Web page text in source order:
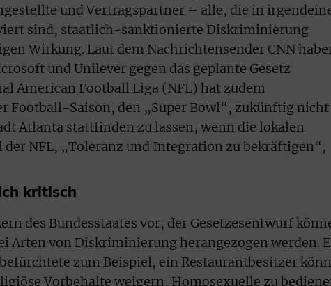
und Vertragspartner – alle, die in
sind, staatlich-sanktionierte Diskriminierung
Wirkung. Laut dem Nachrichtensender CNN
und Unilever gegen das geplante Gesetz
American Football Liga (NFL) hat zudem
Football-Saison, den „Super Bowl“, zukünftig nicht
Atlanta stattfinden zu lassen, wenn die lokalen
der NFL, „Toleranz und Integration zu bekräftigen“,
kritisch
des Bundesstaates vor, der Gesetzesentwurf
Arten von Diskriminierung herangezogen werden.
zum Beispiel, ein Restaurantbesitzer
Vorbehalte weigern, Homosexuelle zu